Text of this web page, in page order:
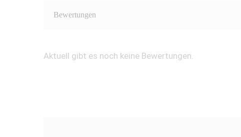
Bewertungen
Aktuell gibt es noch keine Bewertungen.